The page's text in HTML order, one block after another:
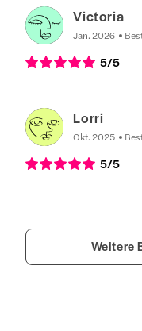
Victoria
Jan. 2026
5/5
Lorri
Okt. 2025
5/5
Weitere